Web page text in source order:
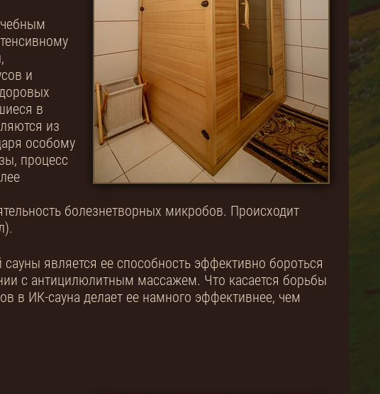
и
в
из
особому
процесс
болезнетворных микробов. Происходит
является ее способность эффективно бороться
с антицилюлитным массажем. Что касается борьбы
в ИК-сауна делает ее намного эффективнее, чем